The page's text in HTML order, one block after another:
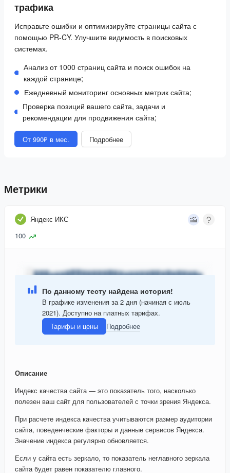
трафика
Исправьте ошибки и оптимизируйте страницы сайта с
помощью PR-CY. Улучшите видимость в поисковых
системах.
Анализ от 1000 страниц сайта и поиск ошибок на
каждой странице;
Ежедневный мониторинг основных метрик сайта;
Проверка позиций вашего сайта, задачи и
рекомендации для продвижения сайта;
От 990₽ в мес. Подробнее
Метрики
Яндекс ИКС
100
По данному тесту найдена история!
В графике изменения за 2 дня (начиная с июль
2021). Доступно на платных тарифах.
Тарифы и цены
Подробнее
Описание
Индекс качества сайта — это показатель того, насколько
полезен ваш сайт для пользователей с точки зрения Яндекса.
При расчете индекса качества учитываются размер аудитории
сайта, поведенческие факторы и данные сервисов Яндекса.
Значение индекса регулярно обновляется.
Если у сайта есть зеркало, то показатель неглавного зеркала
сайта будет равен показателю главного.